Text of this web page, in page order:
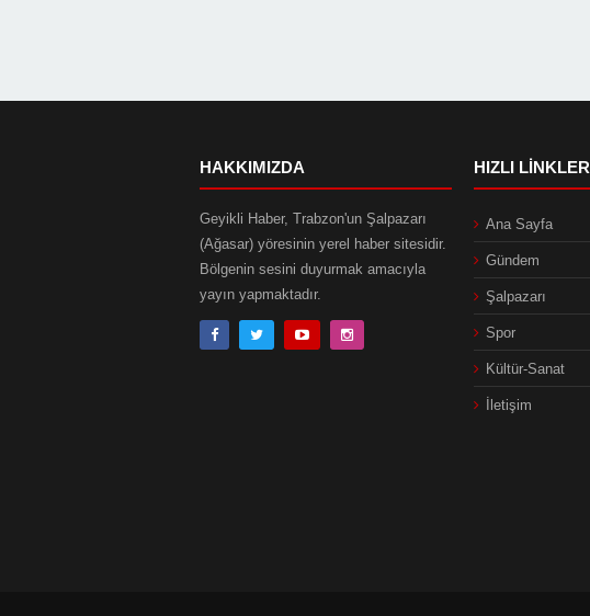
HAKKIMIZDA
Geyikli Haber, Trabzon'un Şalpazarı
(Ağasar) yöresinin yerel haber sitesidir.
Bölgenin sesini duyurmak amacıyla
yayın yapmaktadır.
HIZLI LINKLER
Ana Sayfa
Gündem
Şalpazarı
Spor
Kültür-Sanat
İletişim